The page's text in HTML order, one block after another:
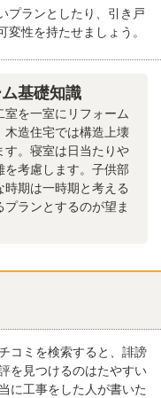
プランとしたり、引き戸
性を持たせましょう。
基礎知識
室を一室にリフォーム
木造住宅では構造上壊
す。寝室は日当たりや
を考慮します。子供部
時期は一時期と考える
プランとするのが望ま
コミを検索すると、誹謗
を見つけるのはたやすい
に工事をした人が書いた